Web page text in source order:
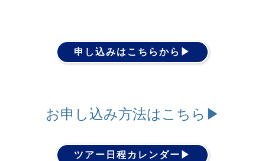
申し込みはこちらから▶︎
お申し込み方法はこちら▶︎
ツアー日程カレンダー▶︎